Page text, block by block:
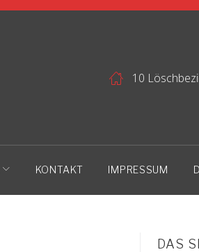
10
KONTAKT IMPRESSUM
DAS